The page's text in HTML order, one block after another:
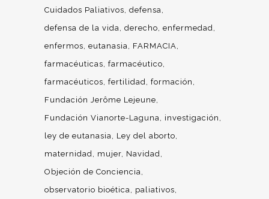
Cuidados Paliativos defensa
defensa de la vida derecho enfermedad
enfermos eutanasia
FARMACIA
farmacéuticas farmacéutico
farmacéuticos fertilidad formación
Fundación Jerôme Lejeune
Fundación Vianorte-Laguna
investigación
ley de eutanasia
Ley del aborto
maternidad
mujer Navidad
Objeción de Conciencia
observatorio bioética
paliativos